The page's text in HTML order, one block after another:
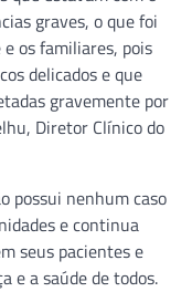
graves, o que foi
os familiares, pois
delicados e que
gravemente por
Diretor Clínico do
possui nenhum caso
e continua
seus pacientes e
e a saúde de todos.